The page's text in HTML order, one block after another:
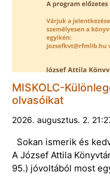
MISKOLC-
olvasóikat
2026. augusztus. 2.
Sokan ismerik és
A József Attila
95.) jóvoltából most